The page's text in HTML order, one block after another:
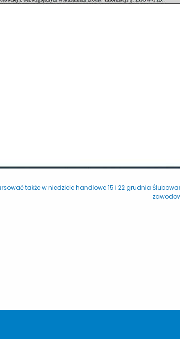
także w niedziele handlowe 15 i 22 grudnia